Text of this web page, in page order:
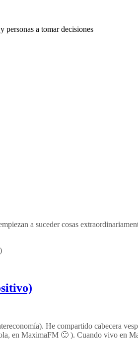
a tomar decisiones
a suceder cosas
He compartido cabecera
en MaximaFM 🙂 ). Cuando vivo en